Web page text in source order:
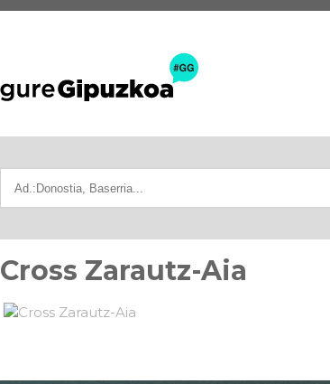
Cross Zarautz-Aia